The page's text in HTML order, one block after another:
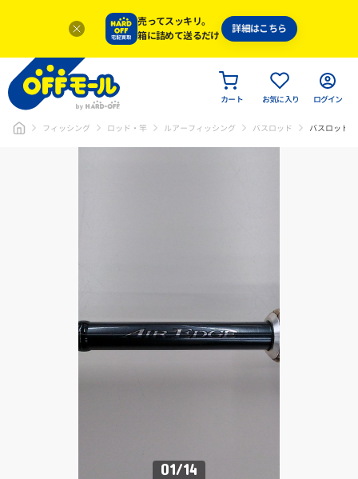
売ってスッキリ。
箱に詰めて送るだけ
詳細はこちら
カート お気に入り ログイン
フィッシング ロッド・竿 ルアーフィッシング バスロッド バスロッド
01/14